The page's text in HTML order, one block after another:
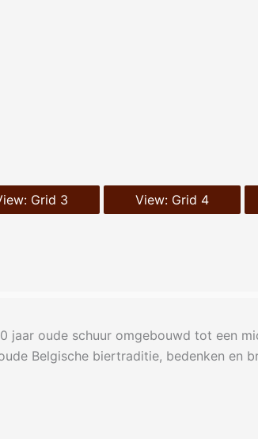
Grid 3 View: Grid 4
jaar oude schuur omgebouwd tot een
Belgische biertraditie, bedenken en